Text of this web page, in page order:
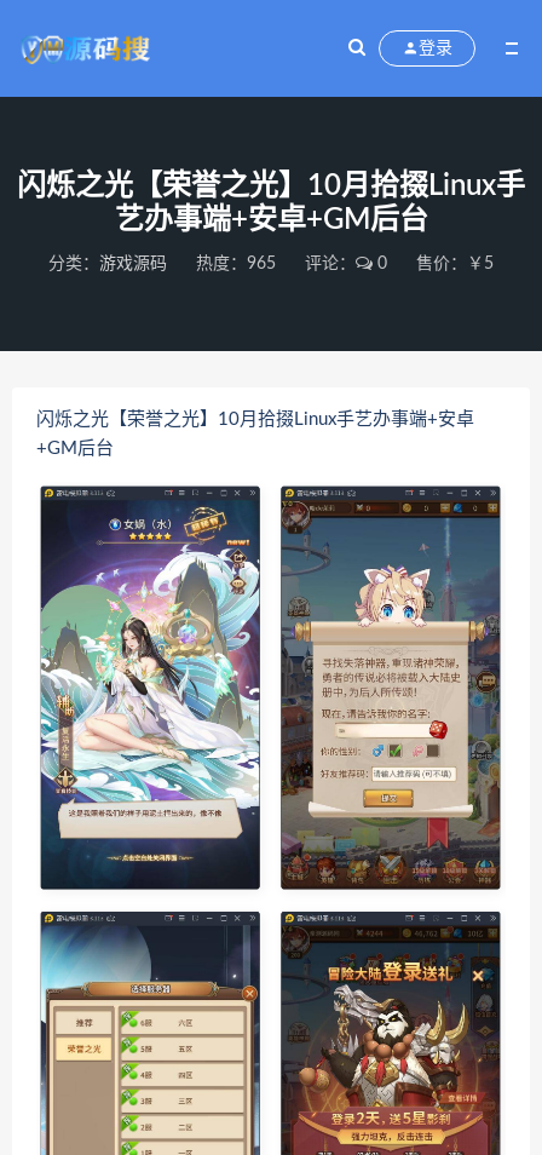
登录
闪烁之光【荣誉之光】10月拾掇Linux手
艺办事端+安卓+GM后台
分类： 游戏源码 热度：965 评论： 0 售价：￥5
闪烁之光【荣誉之光】10月拾掇Linux手艺办事端+安卓
+GM后台